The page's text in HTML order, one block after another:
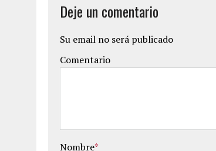
Deje un comentario
Su email no será publicado
Comentario
Nombre*